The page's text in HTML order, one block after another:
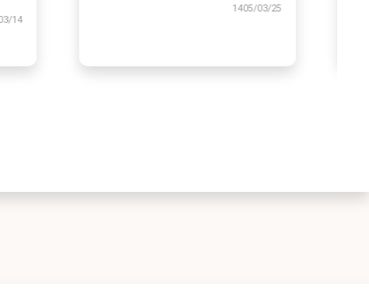
1405/03/25